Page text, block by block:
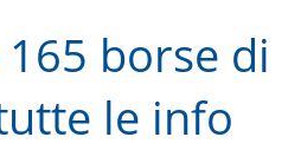
borse di
le info